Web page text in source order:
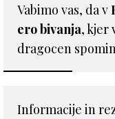
Vabimo vas, da v
ero bivanja, kjer
dragocen
Informacije in